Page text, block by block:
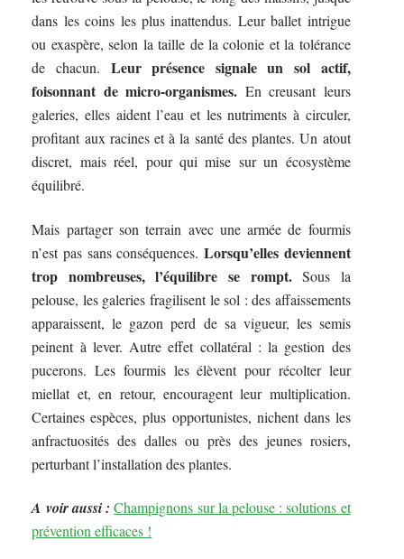
dans les coins les plus inattendus. Leur ballet intrigue
ou exaspère, selon la taille de la colonie et la tolérance
de chacun. Leur présence signale un sol actif,
foisonnant de micro-organismes. En creusant leurs
galeries, elles aident l’eau et les nutriments à circuler,
profitant aux racines et à la santé des plantes. Un atout
discret, mais réel, pour qui mise sur un écosystème
équilibré.
Mais partager son terrain avec une armée de fourmis
n’est pas sans conséquences. Lorsqu’elles deviennent
trop nombreuses, l’équilibre se rompt.Sous la
pelouse, les galeries fragilisent le sol : des affaissements
apparaissent, le gazon perd de sa vigueur, les semis
peinent à lever. Autre effet collatéral : la gestion des
pucerons. Les fourmis les élèvent pour récolter leur
miellat et, en retour, encouragent leur multiplication.
Certaines espèces, plus opportunistes, nichent dans les
anfractuosités des dalles ou près des jeunes rosiers,
perturbant l’installation des plantes.
A voir aussi : Champignons sur la pelouse : solutions et
prévention efficaces !